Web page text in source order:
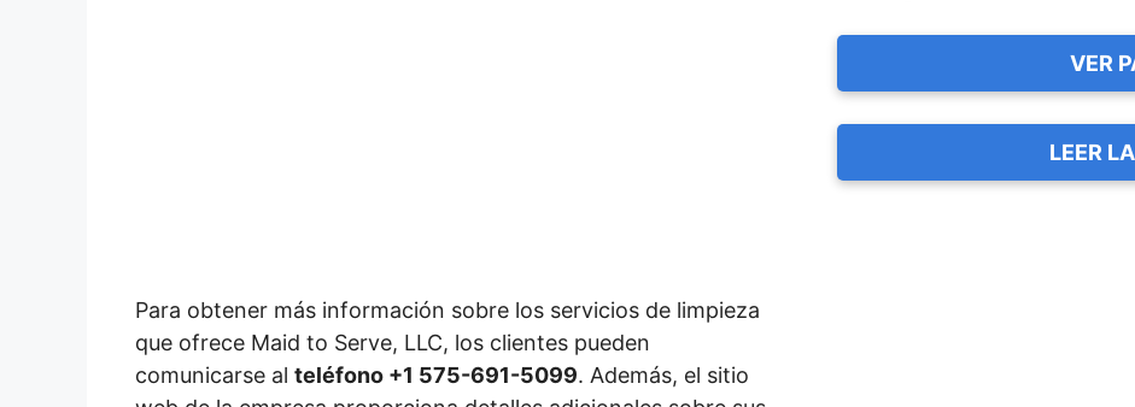
Para obtener más información sobre los servicios de limpieza
que ofrece Maid to Serve, LLC, los clientes pueden
comunicarse al teléfono +1 575-691-5099. Además, el sitio
VER
LEER